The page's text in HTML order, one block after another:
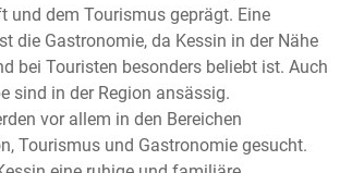
und dem Tourismus geprägt. Eine
die Gastronomie, da Kessin in der Nähe
bei Touristen besonders beliebt ist. Auch
sind in der Region ansässig.
vor allem in den Bereichen
Tourismus und Gastronomie gesucht.